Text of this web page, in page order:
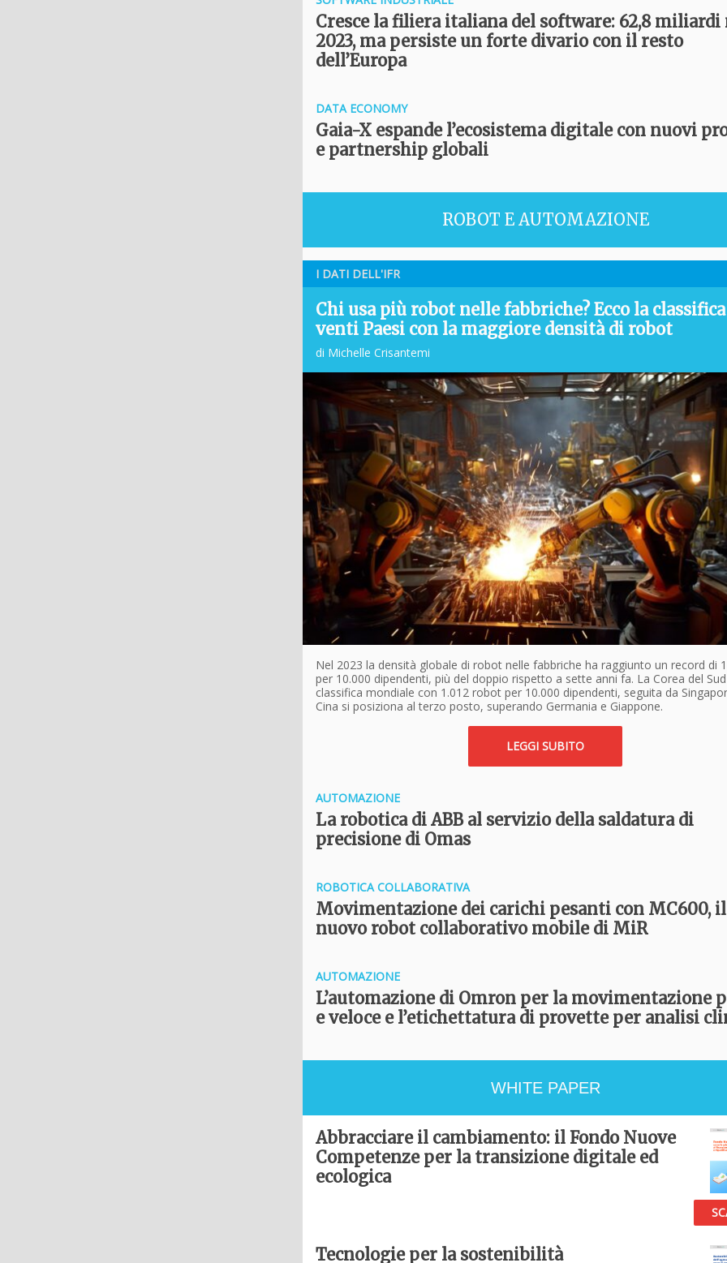
Cresce la filiera italiana del software: 62,8 miliardi
2023, ma persiste un forte divario con il resto
dell’Europa
DATA ECONOMY
Gaia-X espande l’ecosistema digitale con nuovi
e partnership globali
ROBOT E AUTOMAZIONE
I DATI DELL'IFR
Chi usa più robot nelle fabbriche? Ecco la
venti Paesi con la maggiore densità di robot
di Michelle Crisantemi
Nel 2023 la densità globale di robot nelle fabbriche ha raggiunto un record di
per 10.000 dipendenti, più del doppio rispetto a sette anni fa. La Corea del
classifica mondiale con 1.012 robot per 10.000 dipendenti, seguita da
Cina si posiziona al terzo posto, superando Germania e Giappone.
LEGGI SUBITO
AUTOMAZIONE
La robotica di ABB al servizio della saldatura di
precisione di Omas
ROBOTICA COLLABORATIVA
Movimentazione dei carichi pesanti con MC600, il
nuovo robot collaborativo mobile di MiR
AUTOMAZIONE
L’automazione di Omron per la movimentazione
e veloce e l’etichettatura di provette per analisi
WHITE PAPER
Abbracciare il cambiamento: il Fondo Nuove
Competenze per la transizione digitale ed
ecologica
Tecnologie per la sostenibilità